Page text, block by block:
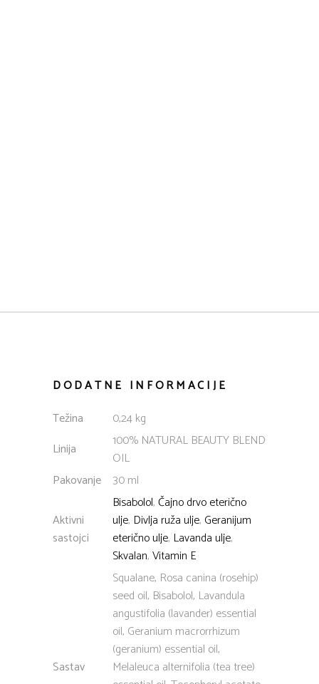
DODATNE INFORMACIJE
Težina
0,24 kg
Linija
100% NATURAL BEAUTY BLEND
OIL
Pakovanje
30 ml
Aktivni
sastojci
Bisabolol,Čajno drvo eterično
ulje, Divlja ruža ulje, Geranijum
eterično ulje, Lavanda ulje,
Skvalan,Vitamin E
Sastav
Squalane, Rosa canina (rosehip)
seed oil, Bisabolol, Lavandula
angustifolia (lavander) essential
oil, Geranium macrorrhizum
(geranium) essential oil,
Melaleuca alternifolia (tea tree)